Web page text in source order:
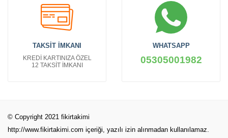
TAKSİT İMKANI
KREDİ KARTINIZA ÖZEL
12 TAKSİT İMKANI
WHATSAPP
05305001982
© Copyright 2021 fikirtakimi
http://www.fikirtakimi.com içeriği, yazılı izin alınmadan kullanılamaz.